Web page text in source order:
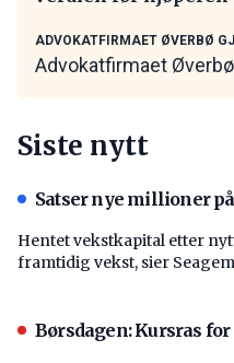
ADVOKATFIRMAET ØVERBØ
Advokatfirmaet
Siste nytt
Satser nye millioner
Hentet vekstkapital etter
framtidig vekst, sier
Børsdagen: Kursras